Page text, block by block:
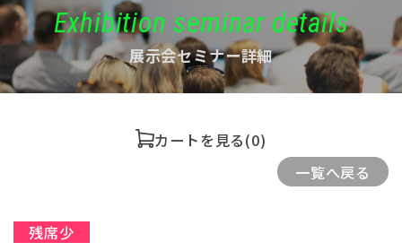
Exhibition seminar details
展示会セミナー詳細
カートを見る(0)
一覧へ戻る
残席少